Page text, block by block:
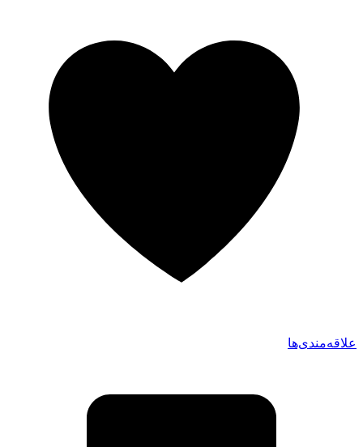
علاقه‌مندی‌ها